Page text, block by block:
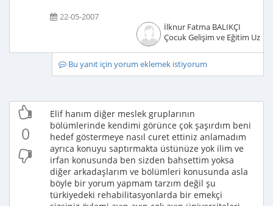
22-05-2007
İlknur Fatma BALIKÇI
Çocuk Gelişim ve Eğitim
Bu yanıt için yorum eklemek istiyorum
0
Elif hanım diğer meslek gruplarının
bölümlerinde kendimi görünce çok şaşırdım beni
hedef göstermeye nasıl curet ettiniz anlamadım
ayrıca konuyu saptırmakta üstünüze yok ilim ve
irfan konusunda ben sizden bahsettim yoksa
diğer arkadaşlarım ve bölümleri konusunda asla
böyle bir yorum yapmam tarzım değil şu
türkiyedeki rehabilitasyonlarda bir emekçi